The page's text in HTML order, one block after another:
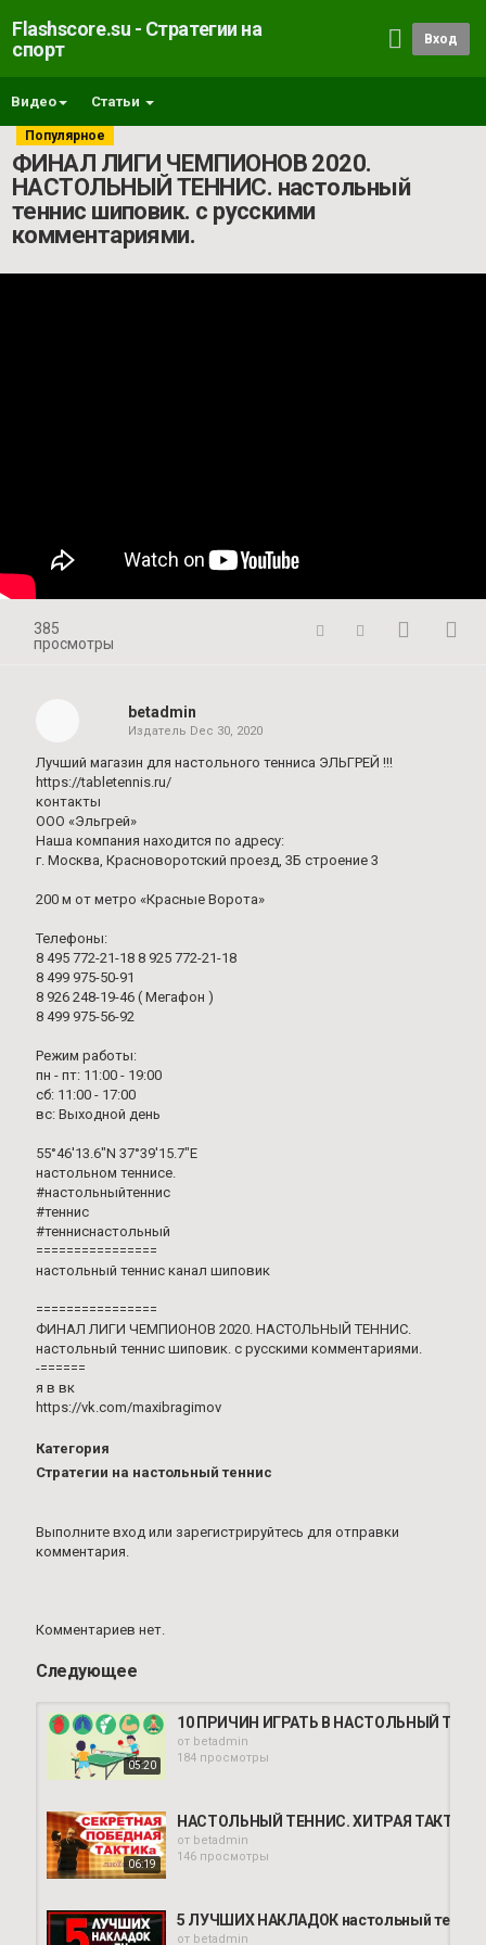
Flashscore.su - Стратегии на
спорт
Вход
Видео Статьи
Популярное
ФИНАЛ ЛИГИ ЧЕМПИОНОВ 2020.
НАСТОЛЬНЫЙ ТЕННИС. настольный
теннис шиповик. с русскими
комментариями.
385
просмотры
betadmin
Издатель Dec 30, 2020
Лучший магазин для настольного тенниса ЭЛЬГРЕЙ !!!
https://tabletennis.ru/
контакты
ООО «Эльгрей»
Наша компания находится по адресу:
г. Москва, Красноворотский проезд, 3Б строение 3
200 м от метро «Красные Ворота»
Телефоны:
8 495 772-21-18 8 925 772-21-18
8 499 975-50-91
8 926 248-19-46 ( Мегафон )
8 499 975-56-92
Режим работы:
пн - пт: 11:00 - 19:00
сб: 11:00 - 17:00
вс: Выходной день
55°46'13.6"N 37°39'15.7"E
настольном теннисе.
#настольныйтеннис
#теннис
#тенниснастольный
================
настольный теннис канал шиповик
================
ФИНАЛ ЛИГИ ЧЕМПИОНОВ 2020. НАСТОЛЬНЫЙ ТЕННИС.
настольный теннис шиповик. с русскими комментариями.
-======
я в вк
https://vk.com/maxibragimov
Категория
Стратегии на настольный теннис
Выполните вход или зарегистрируйтесь для отправки
комментария.
Комментариев нет.
Следующее
05:20
10 ПРИЧИН ИГРАТЬ В НАСТОЛЬНЫЙ
от betadmin
184 просмотры
06:19
НАСТОЛЬНЫЙ ТЕННИС. ХИТРАЯ ТАКТИКА
от betadmin
146 просмотры
5 ЛУЧШИХ НАКЛАДОК настольный
от betadmin